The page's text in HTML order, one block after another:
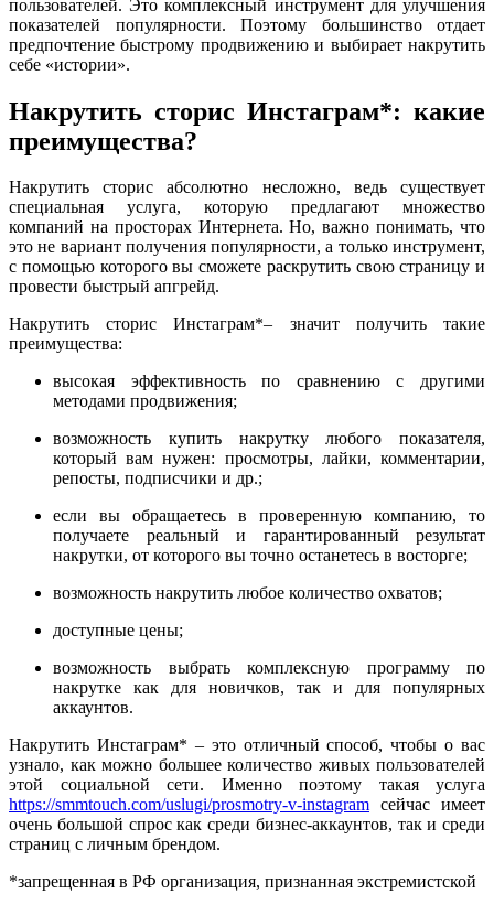
пользователей. Это комплексный инструмент для улучшения
показателей популярности. Поэтому большинство отдает
предпочтение быстрому продвижению и выбирает накрутить
себе «истории».
Накрутить сторис Инстаграм*: какие
преимущества?
Накрутить сторис абсолютно несложно, ведь существует
специальная услуга, которую предлагают множество
компаний на просторах Интернета. Но, важно понимать, что
это не вариант получения популярности, а только инструмент,
с помощью которого вы сможете раскрутить свою страницу и
провести быстрый апгрейд.
Накрутить сторис Инстаграм*– значит получить такие
преимущества:
высокая эффективность по сравнению с другими
методами продвижения;
возможность купить накрутку любого показателя,
который вам нужен: просмотры, лайки, комментарии,
репосты, подписчики и др.;
если вы обращаетесь в проверенную компанию, то
получаете реальный и гарантированный результат
накрутки, от которого вы точно останетесь в восторге;
возможность накрутить любое количество охватов;
доступные цены;
возможность выбрать комплексную программу по
накрутке как для новичков, так и для популярных
аккаунтов.
Накрутить Инстаграм* – это отличный способ, чтобы о вас
узнало, как можно большее количество живых пользователей
этой социальной сети. Именно поэтому такая услуга
https://smmtouch.com/uslugi/prosmotry-v-instagram сейчас имеет
очень большой спрос как среди бизнес-аккаунтов, так и среди
страниц с личным брендом.
*запрещенная в РФ организация, признанная экстремистской